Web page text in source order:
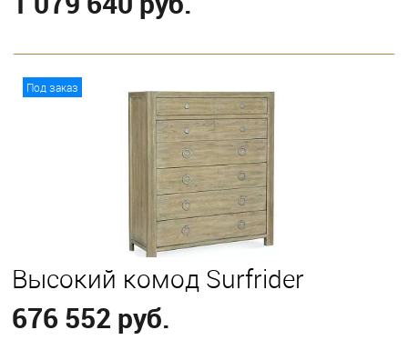
Под заказ
Высокий комод Surfrider
676 552 руб.